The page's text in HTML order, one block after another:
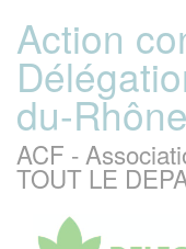
Action
du-Rhône
ACF -
TOUT LE